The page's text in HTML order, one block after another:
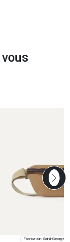
Fabrication: Saint-